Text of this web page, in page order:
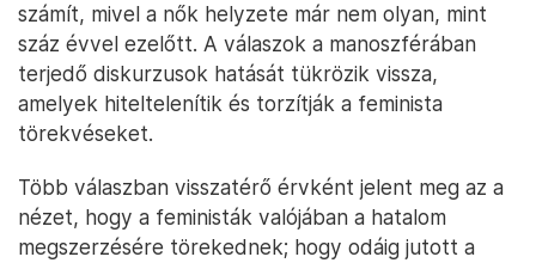
számít, mivel a nők helyzete már nem olyan, mint
száz évvel ezelőtt. A válaszok a manoszférában
terjedő diskurzusok hatását tükrözik vissza,
amelyek hiteltelenítik és torzítják a feminista
törekvéseket.
Több válaszban visszatérő érvként jelent meg az a
nézet, hogy a feministák valójában a hatalom
megszerzésére törekednek; hogy odáig jutott a